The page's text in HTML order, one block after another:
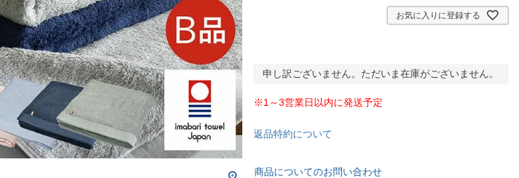
お気に入りに登録する
申し訳ございません。ただいま在庫がございません。
※1～3営業日以内に発送予定
返品特約について
商品についてのお問い合わせ